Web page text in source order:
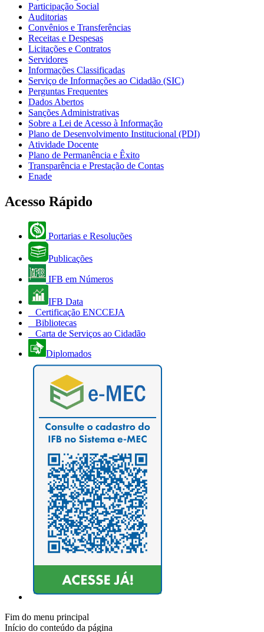
Participação Social
Auditorias
Convênios e Transferências
Receitas e Despesas
Licitações e Contratos
Servidores
Informações Classificadas
Serviço de Informações ao Cidadão (SIC)
Perguntas Frequentes
Dados Abertos
Sanções Administrativas
Sobre a Lei de Acesso à Informação
Plano de Desenvolvimento Institucional (PDI)
Atividade Docente
Plano de Permanência e Êxito
Transparência e Prestação de Contas
Enade
Acesso Rápido
Portarias e Resoluções
Publicações
IFB em Números
IFB Data
Certificação ENCCEJA
Bibliotecas
Carta de Serviços ao Cidadão
Diplomados
Fim do menu principal
Início do conteúdo da página